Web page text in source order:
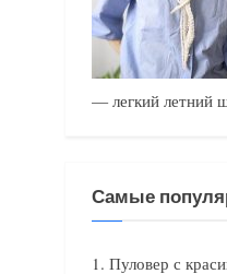
— легкий летний
Самые
Пуловер с